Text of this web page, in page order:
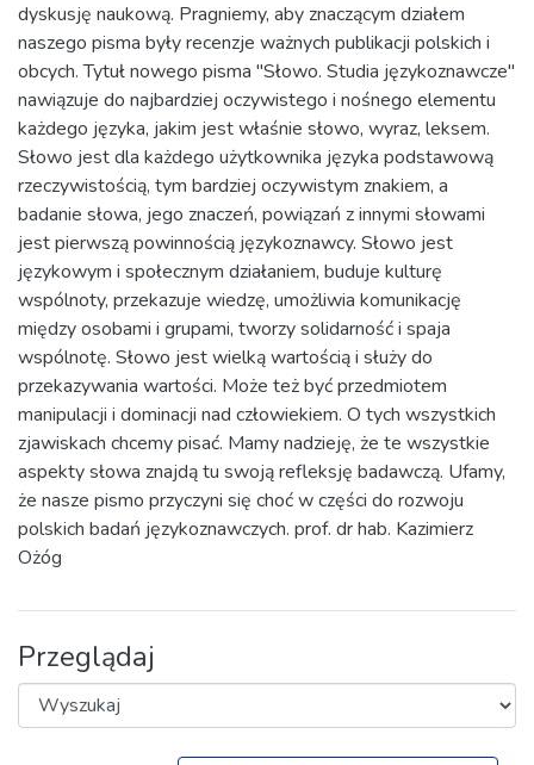
dyskusję naukową. Pragniemy, aby znaczącym działem
naszego pisma były recenzje ważnych publikacji polskich i
obcych. Tytuł nowego pisma "Słowo. Studia językoznawcze"
nawiązuje do najbardziej oczywistego i nośnego elementu
każdego języka, jakim jest właśnie słowo, wyraz, leksem.
Słowo jest dla każdego użytkownika języka podstawową
rzeczywistością, tym bardziej oczywistym znakiem, a
badanie słowa, jego znaczeń, powiązań z innymi słowami
jest pierwszą powinnością językoznawcy. Słowo jest
językowym i społecznym działaniem, buduje kulturę
wspólnoty, przekazuje wiedzę, umożliwia komunikację
między osobami i grupami, tworzy solidarność i spaja
wspólnotę. Słowo jest wielką wartością i służy do
przekazywania wartości. Może też być przedmiotem
manipulacji i dominacji nad człowiekiem. O tych wszystkich
zjawiskach chcemy pisać. Mamy nadzieję, że te wszystkie
aspekty słowa znajdą tu swoją refleksję badawczą. Ufamy,
że nasze pismo przyczyni się choć w części do rozwoju
polskich badań językoznawczych. prof. dr hab. Kazimierz
Ożóg
Przeglądaj